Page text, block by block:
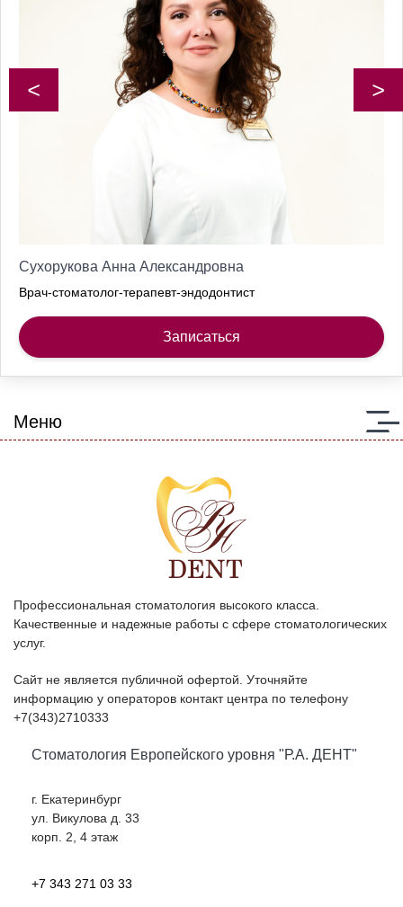
< >
Сухорукова Анна Александровна
Врач-стоматолог-терапевт-эндодонтист
Записаться
Меню
Профессиональная стоматология высокого класса.
Качественные и надежные работы с сфере стоматологических
услуг.
Сайт не является публичной офертой. Уточняйте
информацию у операторов контакт центра по телефону
+7(343)2710333
Стоматология Европейского уровня "Р.А. ДЕНТ"
г. Екатеринбург
ул. Викулова д. 33
корп. 2, 4 этаж
+7 343 271 03 33